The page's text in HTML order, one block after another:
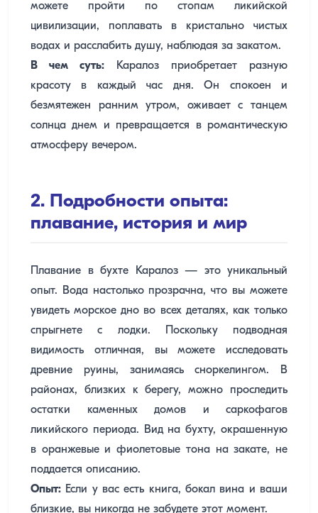
можете пройти по стопам ликийской
цивилизации, поплавать в кристально чистых
водах и расслабить душу, наблюдая за закатом.
В чем суть: Каралоз приобретает разную
красоту в каждый час дня. Он спокоен и
безмятежен ранним утром, оживает с танцем
солнца днем ​​и превращается в романтическую
атмосферу вечером.
2. Подробности опыта:
плавание, история и мир
Плавание в бухте Каралоз — это уникальный
опыт. Вода настолько прозрачна, что вы можете
увидеть морское дно во всех деталях, как только
спрыгнете с лодки. Поскольку подводная
видимость отличная, вы можете исследовать
древние руины, занимаясь сноркелингом. В
районах, близких к берегу, можно проследить
остатки каменных домов и саркофагов
ликийского периода. Вид на бухту, окрашенную
в оранжевые и фиолетовые тона на закате, не
поддается описанию.
Опыт: Если у вас есть книга, бокал вина и ваши
близкие, вы никогда не забудете этот момент.